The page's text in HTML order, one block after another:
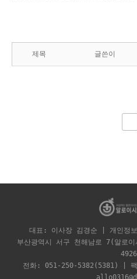
제목 글쓴이
대표: 이사장 김경순 | 개인정
부산광역시 서구 천해남로 7(알로
전화: 051-250-5382(5381) |